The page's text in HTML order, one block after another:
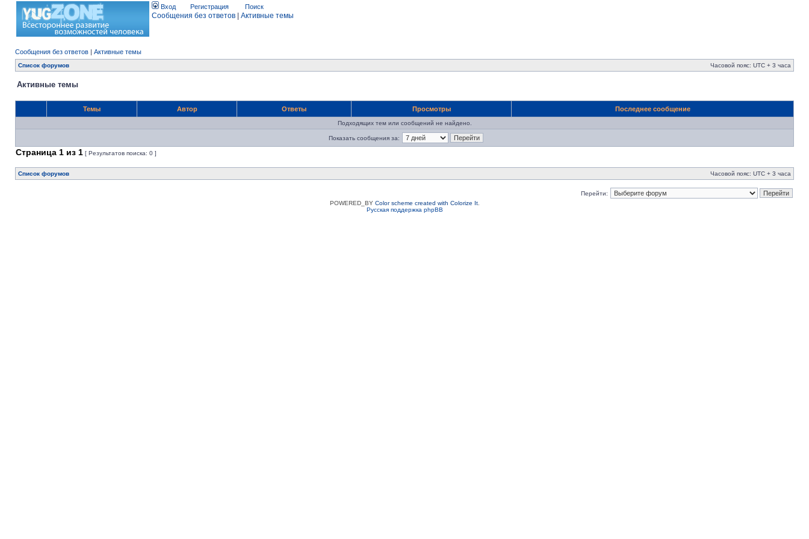
Вход Регистрация Поиск
Сообщения без ответов Активные темы
Сообщения без ответов | Активные темы
Список форумов Часовой пояс: UTC + 3 часа
Активные темы
Темы Автор Ответы Просмотры Последнее сообщение
Подходящих тем или сообщений не найдено.
Показать сообщения за:
Страница 1 из 1 [ Результатов поиска: 0 ]
Список форумов Часовой пояс: UTC + 3 часа
Перейти:
POWERED_BY Color scheme created with Colorize It.
Русская поддержка phpBB